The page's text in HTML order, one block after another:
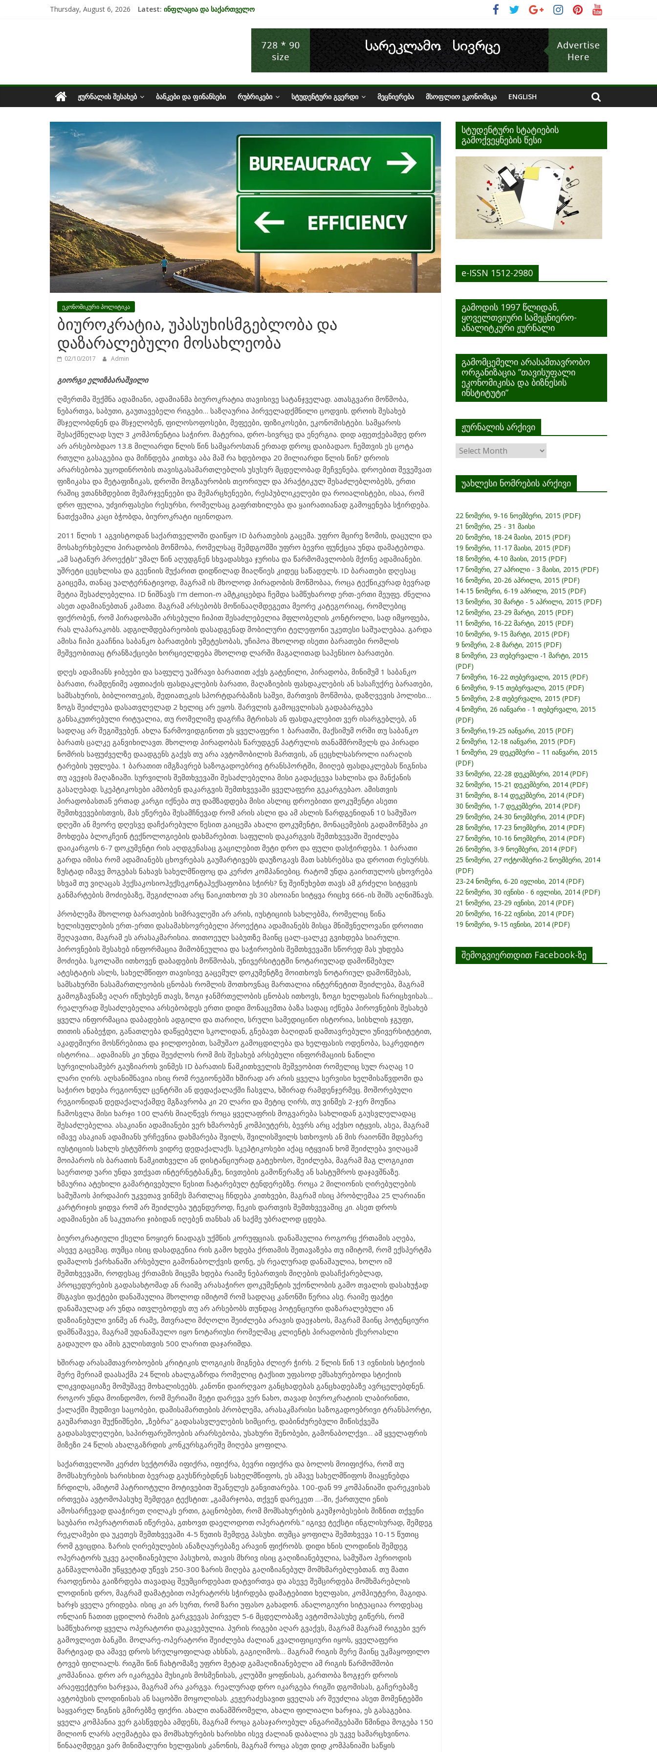
Thursday, August 6, 2026 Latest: ინფლაცია და საქართველო
მიგრაციისა და ეკონომიკის ურთიერთკავშირი
EU-ის კანდიდატის სტატუსის ეკონომიკური სარგებელი
უძრავი ქონების ბაზარი საქართველოში
ᲟᲣᲠᲜᲐᲚᲘᲡ ᲨᲔᲡᲐᲮᲔᲑ ᲑᲐᲜᲙᲔᲑᲘ ᲓᲐ ᲤᲘᲜᲐᲜᲡᲔᲑᲘ ᲠᲣᲑᲠᲘᲙᲔᲑᲘ ᲡᲢᲣᲓᲔᲜᲢᲣᲠᲘ ᲒᲕᲔᲠᲓᲘ ᲛᲔᲪᲜᲘᲔᲠᲔᲑᲐ ᲛᲡᲝᲤᲚᲘᲝ ᲔᲙᲝᲜᲝᲛᲘᲙᲐ ENGLISH
ეკონომიკური პოლიტიკა
ბიუროკრატია, უპასუხისმგებლობა და
დაზარალებული მოსახლეობა
02/10/2017 Admin
გიორგი ელიზბარაშვილი
ღმერთმა შექმნა ადამიანი, ადამიანმა ბიუროკრატია თავისივე სატანჯველად. ათასგვარი მოწმობა,
ნებართვა, საბუთი, გაუთავებელი რიგები… საზღაურია პირველადქმნილი ცოდვის. დროის შესახებ
მსჯელობდნენ და მსჯელობენ, ფილოსოფოსები, მეფეები, ფიზიკოსები, ეკონომისტები. სამყაროს
შესაქმნელად სულ 3 კომპონენტია საჭირო. მატერია, დრო-სივრცე და ენერგია. დიდ აფეთქებამდე დრო
არ არსებობდაო 13.8 მილიარდი წლის წინ სამყაროსთან ერთად დროც დაიბადაო. ჩემთვის ეს ცოტა
რთული გასაგებია და მიჩნდება კითხვა აბა მაშ რა ხდებოდა 20 მილიარდი წლის წინ? დროის
არარსებობა უცოდინრობის თავისგასამართლებლის უსუსურ მცდელობად მეჩვენება. დროებით შევეშვათ
ფიზიკასა და მეტაფიზიკას, დროში მოგზაურობის თეორიულ და პრაქტიკულ შესაძლებლობებს, ერთი
რაშიც ვთანხმდებით მემარჯვენეები და მემარცხენეები, რესპუბლიკელები და როიალისტები, ისაა, რომ
დრო ფულია, უძვირფასესი რესურსი, რომელსაც გაფრთხილება და ყაირათიანად გამოყენება სჭირდება.
ნათქვამია კაცი ბჭობდა, ბიუროკრატი იცინოდაო.
2011 წლის 1 აგვისტოდან საქართველოში დაიწყო ID ბარათების გაცემა. უფრო მცირე ზომის, დაცული და
მოსახერხებელი პირადობის მოწმობა, რომელსაც შემდგომში უფრო ბევრი ფუნქცია უნდა დამატებოდა.
„ამ სატანურ პროექტს“ უმალ წინ აღუდგნენ სხვადასხვა ჯურისა და წარმომავლობის მქონე ადამიანები.
უშრეტი ცეცხლისა და გეენიის მუქარით დიდწილად მიაღწიეს კიდეც საწადელს. ID ბარათები დღესაც
გაიცემა, თანაც უალტერნატივოდ, მაგრამ ის მხოლოდ პირადობის მოწმობაა, როცა ტექნიკურად ბევრად
მეტია შესაძლებელია. ID ნიშნავს I’m demon-ო ამტკიცებდა ჩემდა სამწუხაროდ ერთ-ერთი მეუფე. ძნელია
ასეთ ადამიანებთან კამათი. მაგრამ არსებობს მოწინააღმდეგეთა მეორე კატეგორიაც, რომლებიც
ფიქრობენ, რომ პირადობაში არსებული ჩიპით შესაძლებელია მფლობელის კონტროლი, სად იმყოფება,
რას ლაპარაკობს. ადგილმდებარეობის დასადგენად მობილური ტელეფონი უკეთესი საშუალებაა. გარდა
ამისა ჩიპი გააჩნია საბანკო ბარათების უმეტესობას, უჩიპოა მხოლოდ ისეთი ბარათები რომლის
მეშვეობითაც ტრანზაქციები ხორციელდება მხოლოდ ლარში მაგალითად საპენსიო ბარათები.
დღეს ადამიანს ჯიბეები და საფულე უამრავი ბარათით აქვს გატენილი, პირადობა, მინიმუმ 1 საბანკო
ბარათი, რამდენიმე აფთიაქის ფასდაკლების ბარათი, მაღაზიების ფასდაკლების ან სასაჩუქრე ბარათები,
სამსახურის, ბიბლიოთეკის, მედიათეკის სპორტდარბაზის საშვი, მართვის მოწმობა, დაზღვევის პოლისი…
ზოგს შეიძლება დასათვლელად 2 ხელიც არ ეყოს. შარვლის გამოცვლისას გადაბარგება
განსაკუთრებული რიტუალია, თუ რომელიმე დაგრჩა მტრისას ან ფასდაკლებით ვერ ისარგებლებ, ან
სადღაც არ შეგიშვებენ. ახლა წარმოვიდგინოთ ეს ყველაფერი 1 ბარათში, მაქსიმუმ ორში თუ საბანკო
ბარათს ცალკე განვიხილავთ. მხოლოდ პირადობას წარუდგენ პატრულის თანამშრომელს და პირადი
ნომრის საფუძველზე დაადგენს გაქვს თუ არა ავტომობილის მართვის, ან ცეცხლსასროლი იარაღის
ტარების უფლება. 1 ბარათით იმგზავრებ საზოგადოებრივ ტრანსპორტში, მიიღებ ფასდაკლებას წიგნისა
თუ ავეჯის მაღაზიაში. სურვილის შემთხვევაში შესაძლებელია მისი გადაქცევა სახლისა და მანქანის
გასაღებად. სკეპტიკოსები ამბობენ დაკარგვის შემთხვევაში ყველაფერი გეკარგებაო. ამისთვის
პირადობასთან ერთად კარგი იქნება თუ დამზადდება მისი ასლიც დროებითი დოკუმენტი ასეთი
შემთხვევებისთვის, მას ეწერება შესამჩნევად რომ არის ასლი და ამ ასლის წარდგენიდან 10 სამუშაო
დღეში ან მეორე დღესვე დაჩქარებული წესით გაიცემა ახალი დოკუმენტი, მონაცემების გადამოწმება კი
მოხდება ბლოკჩეინ ტექნოლოგიების დახმარებით. საფულის დაკარგვის შემთხვევაში შეიძლება
დაიკარგოს 6-7 დოკუმენტი რის აღდგენასაც გაცილებით მეტი დრო და ფული დასჭირდება. 1 ბარათი
გარდა იმისა რომ ადამიანებს ცხოვრებას გაუმარტივებს დაუზოგავს მათ სახსრებსა და დროით რესურსს.
ზუსტად იმავე მოგებას ნახავს სახელმწიფოც და კერძო კომპანიებიც. რატომ უნდა გაირთულოს ცხოვრება
სხვამ თუ ვიღაცას ჰექსაკოსიოჰექსეკონტაჰექსაფობია სჭირს? ნუ შეიწუხებთ თავს ამ გრძელი სიტყვის
განმარტების მოძიებაზე, შეგიძლიათ არც წაიკითხოთ ეს 30 ასოიანი სიტყვა რიცხვ 666-ის შიშს აღნიშნავს.
პრობლემა მხოლოდ ბარათების სიმრავლეში არ არის, იუსტიციის სახლებმა, რომელიც წინა
ხელისუფლების ერთ-ერთი დასამახსოვრებელი პროექტია ადამიანებს მისცა მნიშვნელოვანი დროითი
შეღავათი, მაგრამ ეს არასაკმარისია. თითოეულ საბუთზე მაინც ცალ-ცალკე გვიხდება სიარული.
პიროვნების შესახებ ინფორმაცია მიმობნეულია და საჭიროების შემთხვევაში სწორედ მას უხდება
მოძიება. სკოლაში ითხოვენ დაბადების მოწმობას, უნივერსიტეტში ნოტარიულად დამოწმებულ
ატესტატის ასლს, სახელმწიფო თავისივე გაცემულ დოკუმენტზე მოითხოვს ნოტარიულ დამოწმებას,
სამსახურში ნასამართლეობის ცნობას რომლის მოთხოვნაც მართალია ინტერნეტით შეიძლება, მაგრამ
გამოგზავნაზე აღარ იწუხებენ თავს, ზოგი ჯანმრთელობის ცნობას ითხოვს, ზოგი ხელფასის ჩარიცხვისას…
რეალურად შესაძლებელია არსებობდეს ერთი დიდი მონაცემთა ბაზა სადაც იქნება პიროვნების შესახებ
ყველა ინფორმაცია დაბადების ადგილი და თარიღი, სრული სამედიცინო ისტორია, სისხლის ჯგუფი,
თითის ანაბეჭდი, განათლება დაწყებული სკოლიდან, გნებავთ ბაღიდან დამთავრებული უნივერსიტეტით,
აკადემიური მოსწრებითა და ჯილდოებით, სამუშაო გამოცდილება და ხელფასის ოდენობა, საკრედიტო
ისტორია… ადამიანს კი უნდა შეეძლოს რომ მის შესახებ არსებული ინფორმაციის ნაწილი
სურვილისამებრ გაუზიაროს ვინმეს ID ბარათის წამკითხველის მეშვეობით რომელიც სულ რაღაც 10
ლარი ღირს. აღსანიშნავია ისიც რომ რეგიონებში ხშირად არ არის ყველა სერვისი ხელმისაწვდომი და
საჭირო ხდება რეგიონულ ცენტრში ან დედაქალაქში ჩასვლა, ხშირად რამდენჯერმეც. მოშორებული
რეგიონიდან დედაქალაქამდე მგზავრობა კი 20 ლარი და მეტიც ღირს, თუ ვინმეს 2-ჯერ მოუწია
ჩამოსვლა მისი ხარჯი 100 ლარს მიაღწევს როცა ყველაფრის მოგვარება სახლიდან გაუსვლელადაც
შესაძლებელია. ასაკიანი ადამიანები ვერ ხმარობენ კომპიუტერს, ბევრს არც აქვსო იტყვის, ასეა, მაგრამ
იმავე ასაკიან ადამიანს ურჩევნია დახმარება შვილს, შვილისშვილს სთხოვოს ან მის რაიონში მდებარე
იუსტიციის სახლს ესტუმროს ვიდრე დედაქალაქს. სკეპტიკოსები აქაც იტყვიან ხომ შეიძლება ვიღაცამ
მოიპაროს ის ბარათის წამკითხველი ან დისტანციურად გატეხოსო, შეიძლება, მაგრამ მაგ ლოგიკით
საერთოდ უარი უნდა ვთქვათ ინტერნეტბანკზე, ნივთების გამოწერაზე ან სასტუმროს დაჯავშნაზე.
ხმაურია ატეხილი გამარტივებული წესით ჩატარებულ ტენდერებზე. როცა 2 მილიონის ღირებულების
სამუშაოს პირდაპირ უკვეთავ ვინმეს მართლაც ჩნდება კითხვები, მაგრამ ისიც პრობლემაა 25 ლარიანი
კარტრიჯის ყიდვა რომ არ შეიძლება უტენდეროდ, ჩეკის დართვის შემთხვევაშიც კი. ასეთ დროს
ადამიანები ან საკუთარი ჯიბიდან იღებენ თანხას ან საქმე უბრალოდ ცდება.
ბიუროკრატიული ქსელი ნოყიერ ნიადაგს უქმნის კორუფციას. დანაშაულია როგორც ქრთამის აღება,
ასევე გაცემაც. თუმცა ისიც დასადგენია რის გამო ხდება ქრთამის შეთავაზება თუ იმიტომ, რომ ექსპერტმა
დამალოს ქარხანაში არსებული გამონაბოლქვის დონე, ეს რეალურად დანაშაულია, ხოლო იმ
შემთხვევაში, როდესაც ქრთამის მიცემა ხდება რაიმე ნებართვის მიღების დასაჩქარებლად,
პროცედურების გადასახტომად ან რაიმე არასაჭირო დოკუმენტის უქონლობის გამო თვალის დასახუჭად
მსგავსი ფაქტები დანაშაულია მხოლოდ იმიტომ რომ სადღაც კანონში წერია ასე. რაიმე ფაქტი
დანაშაულად არ უნდა ითვლებოდეს თუ არ არსებობს თუნდაც პოტენციური დაზარალებული ან
დაზიანებული ვინმე ან რამე, მთვრალი მძღოლი შეიძლება არავის დაეჯახოს, მაგრამ მაინც პოტენციური
დამნაშავეა, მაგრამ უდანაშაულო იყო ნოტარიუსი რომელმაც კლიენტს პირადობის ქსეროასლი
გადაუღო და ამის გულისთვის 500 ლარით დაჯარიმდა.
ხშირად არასამთავრობოების კრიტიკის ლოგიკის მიგნება ძლიერ ჭირს. 2 წლის წინ 13 ივნისის სტიქიის
მერე მერიამ დაასაქმა 24 წლის ახალგაზრდა რომელიც ტაქსით უფასოდ ემსახურებოდა სტიქიის
ლიკვიდაციაზე მომუშავე მოხალისეებს. კანონი დაირღვაო განცხადებას განცხადებაზე ავრცელებდნენ.
როგორ უნდა მოინდომო, რომ მერიაში მეტი დარევა ვერ ნახო, თავად ბიუროკრატიის ლაბირინთი,
ქალაქში მუდმივი საცობები, დამისამართების პრობლემა, არასაკმარისი საზოგადოებრივი ტრანსპორტი,
გაუმართავი შუქნიშნები, „ზებრა“ გადასასვლელების სიმცირე, დაბინძურებული მიწისქვეშა
გადასასვლელები, საპირფარეშოების არარსებობა, უსახური შენობები, გამონაბოლქვი… ამ ყველაფრის
მიზეზი 24 წლის ახალგაზრდის კონკურსგარეშე მიღება ყოფილა.
საქართველოში კერძო სექტორმა იფიქრა, იფიქრა, ბევრი იფიქრა და ბოლოს მოიფიქრა, რომ თუ
მომსახურების ხარისხით ბევრად გაუსწრებდნენ სახელმწიფოს, ეს ამავე სახელმწიფოს მიაყენებდა
ჩრდილს, ამიტომ პატრიოტული მოტივებით შეანელეს განვითარება. 100-დან 99 კომპანიაში დარეკვისას
ირთვება ავტომოპასუხე შემდეგი ტექსტით: „გამარჯობა, თქვენ დარეკეთ …-ში, ქართული ენის
ამოსარჩევად დააჭირეთ ღილაკს ერთი, გაცნობებთ, რომ მომსახურების გაუმჯობესების მიზნით თქვენი
საუბარი ოპერატორთან იწერება, გთხოვთ დაელოდოთ ოპერატორს.“ იგივე ტექსტი ინგლისურად, შემდეგ
რეკლამები და უკეთეს შემთხვევაში 4-5 წუთის შემდეგ პასუხი. თუმცა ყოფილა შემთხვევა 10-15 წუთიც
რომ გვიცდია. ზარის ღირებულების ანაზღაურებაზე არავინ ფიქრობს. დიდი ხნის ლოდინის შემდეგ
ოპერატორს უკვე გაღიზიანებული პასუხობ, თავის მხრივ ისიც გაღიზიანებულია, სამუშაო პერიოდის
განმავლობაში უწყვეტად უწევს 250-300 ზარის მიღება გაღიზიანებულ მომხმარებლებთან. თუ მათი
რაოდენობა გაიზრდება თავადაც შეუმცირდებათ დატვირთვა და ასევე შემცირდება მომხმარებლის
ლოდინის დრო, მაგრამ დამატებით ოპერატორს სჭირდება დამატებითი ხელფასი, კომპიუტერი, მაგიდა.
ხარჯს ყველა ერიდება. ისიც კი არ სურთ, რომ ზარი უფასო გახადონ. ანალოგიური სიტუაციაა როდესაც
ონლაინ ჩათით ცდილობ რამის გარკვევას პირველ 5-6 მცდელობაზე ავტომოპასუხე გიწერს, რომ
სამწუხაროდ ყველა ოპერატორი დაკავებულია. პურის რიგები აღარ გვაქვს, მაგრამ მაგრამ რიგები ვერ
გამოვლიეთ ბანკში. მოლარე-ოპერატორი შეიძლება ძალიან კვალიფიციური იყოს, ყველაფერი
მარტივად და ამავე დროს სრულყოფილად ახსნას, გაგიღიმოს… მაგრამ რიგის მერე მაინც უკმაყოფილო
ტოვებ ფილიალს. რიგში წინ ჩახტომაზე უფრო მეტად გამაღიზიანებელი ამ რიგის წარმომშობი
კომპანიაა. დრო არ იკარგება მუსიკის მოსმენისას, კლუბში ყოფნისას, გართობა ზოგჯერ დროის
არაეფექტური ხარჯვაა, მაგრამ არა კარგვა. რეალურად დრო იკარგება რიგში დგომისას, გაჩერებაზე
ავტობუსის ლოდინისას ან საცობში მოყოლისას. კეჟერაძესავით ყველას არ შეუძლია ასეთ მომენტებში
საყვარელ წიგნის გმირებზე ფიქრი. ახალი თანამშრომელი, ახალი ფილიალი ხარჯია, ეს გასაგებია.
ყველა კომპანია ვერ გასწვდება ამდენს, მაგრამ როცა გასაჯაროებულ ანგარიშგებაში წმინდა მოგება 150
მილიონ ლარს აღემატება და მომსახურების ხარისხი ისევ ძალიან დაბალია ეს უკვე სამარცხვინოა.
წინააღმდეგი ვარ მინიმალური ხელფასის კანონის, მაგრამ როცა ასეთ დიდ კომპანიაში საწყის
სტუდენტური სტატიების
გამოქვეყნების წესი
e-ISSN 1512-2980
გამოდის 1997 წლიდან,
ყოველთვიური სამეცნიერო-
ანალიტკური ჟურნალი
გამომცემელი არასამთავრობო
ორგანიზაცია ”თავისუფალი
ეკონომიკისა და ბიზნესის
ინსტიტუტი”
ჟურნალის არქივი
ჟურნალის
არქივი
უახლესი ნომრების არქივი
22 ნომერი, 9-16 ნოემბერი, 2015 (PDF)
21 ნომერი, 25 - 31 მაისი
20 ნომერი, 18-24 მაისი, 2015 (PDF)
19 ნომერი, 11-17 მაისი, 2015 (PDF)
18 ნომერი, 4-10 მაისი, 2015 (PDF)
17 ნომერი, 27 აპრილი - 3 მაისი, 2015 (PDF)
16 ნომერი, 20-26 აპრილი, 2015 (PDF)
14-15 ნომერი, 6-19 აპრილი, 2015 (PDF)
13 ნომერი, 30 მარტი - 5 აპრილი, 2015 (PDF)
12 ნომერი, 23-29 მარტი, 2015 (PDF)
11 ნომერი, 16-22 მარტი, 2015 (PDF)
10 ნომერი, 9-15 მარტი, 2015 (PDF)
9 ნომერი, 2-8 მარტი, 2015 (PDF)
8 ნომერი, 23 თებერვალი -1 მარტი, 2015
(PDF)
7 ნომერი, 16-22 თებერვალი, 2015 (PDF)
6 ნომერი, 9-15 თებერვალი, 2015 (PDF)
5 ნომერი, 2-8 თებერვალი, 2015 (PDF)
4 ნომერი, 26 იანვარი - 1 თებერვალი, 2015
(PDF)
3 ნომერი,19-25 იანვარი, 2015 (PDF)
2 ნომერი, 12-18 იანვარი, 2015 (PDF)
1 ნომერი, 29 დეკემბერი – 11 იანვარი, 2015
(PDF)
33 ნომერი, 22-28 დეკემბერი, 2014 (PDF)
32 ნომერი, 15-21 დეკემბერი, 2014 (PDF)
31 ნომერი, 8-14 დეკემბერი, 2014 (PDF)
30 ნომერი, 1-7 დეკემბერი, 2014 (PDF)
29 ნომერი, 24-30 ნოემბერი, 2014 (PDF)
28 ნომერი, 17-23 ნოემბერი, 2014 (PDF)
27 ნომერი, 10-16 ნოემბერი, 2014 (PDF)
26 ნომერი, 3-9 ნოემბერი, 2014 (PDF)
25 ნომერი, 27 ოქტომბერი-2 ნოემბერი, 2014
(PDF)
23-24 ნომერი, 6-20 ივლისი, 2014 (PDF)
22 ნომერი, 30 ივნისი - 6 ივლისი, 2014 (PDF)
21 ნომერი, 23-29 ივნისი, 2014 (PDF)
20 ნომერი, 16-22 ივნისი, 2014 (PDF)
19 ნომერი, 9-15 ივნისი, 2014 (PDF)
შემოგვიერთდით Facebook-ზე